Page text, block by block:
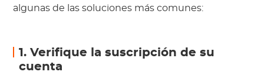
algunas de las soluciones más comunes:
1. Verifique la suscripción de su
cuenta